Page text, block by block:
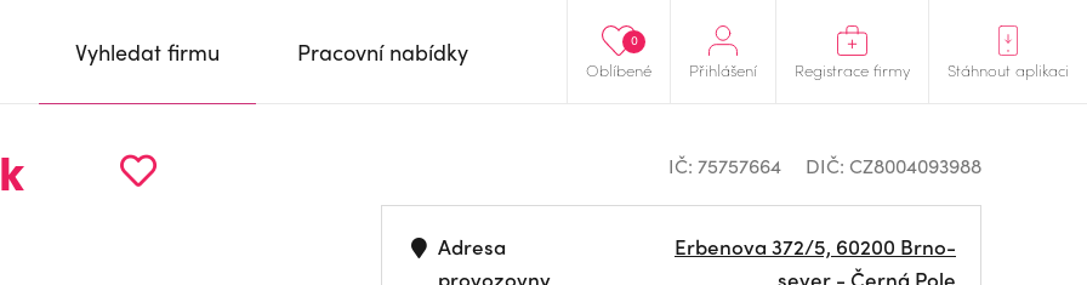
Oblíbené
0
Přihlášení Registrace firmy Stáhnout aplikaci
Vyhledat firmu Pracovní nabídky
IČ: 75757664 DIČ: CZ8004093988
Adresa
provozovny
Erbenova 372/5, 60200 Brno-
sever - Černá Pole